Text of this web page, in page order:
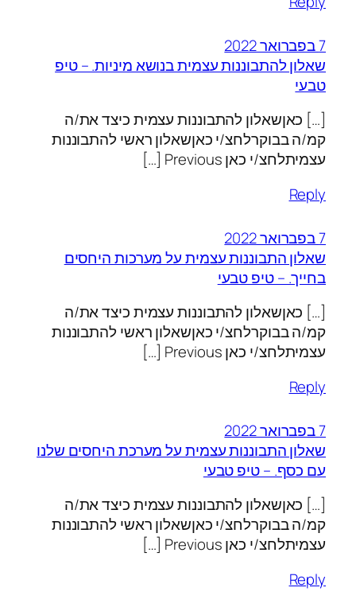
7 בפברואר 2022
שאלון להתבוננות עצמית בנושא מיניות. – טיפ
טבעי
[…] כאןשאלון להתבוננות עצמית כיצד את/ה
קמ/ה בבוקרלחצ/י כאןשאלון ראשי להתבוננות
עצמיתלחצ/י כאן Previous […]
Reply
7 בפברואר 2022
שאלון התבוננות עצמית על מערכות היחסים
בחייך. – טיפ טבעי
[…] כאןשאלון להתבוננות עצמית כיצד את/ה
קמ/ה בבוקרלחצ/י כאןשאלון ראשי להתבוננות
עצמיתלחצ/י כאן Previous […]
Reply
7 בפברואר 2022
שאלון התבוננות עצמית על מערכת היחסים שלנו
עם כסף. – טיפ טבעי
[…] כאןשאלון להתבוננות עצמית כיצד את/ה
קמ/ה בבוקרלחצ/י כאןשאלון ראשי להתבוננות
עצמיתלחצ/י כאן Previous […]
Reply